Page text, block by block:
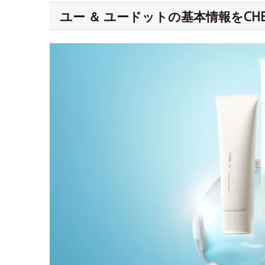
ユー ＆ ユードットの基本情報を